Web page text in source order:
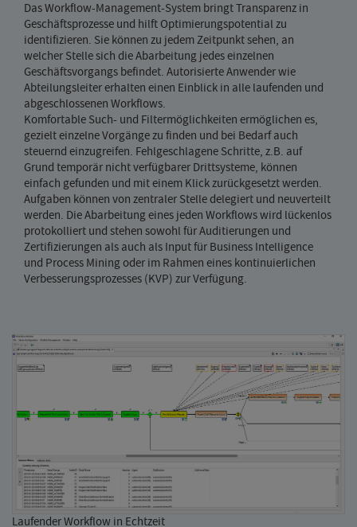
Das Workflow-Management-System bringt Transparenz in
Geschäftsprozesse und hilft Optimierungspotential zu
identifizieren. Sie können zu jedem Zeitpunkt sehen, an
welcher Stelle sich die Abarbeitung jedes einzelnen
Geschäftsvorgangs befindet. Autorisierte Anwender wie
Abteilungsleiter erhalten einen Einblick in alle laufenden und
abgeschlossenen Workflows.
Komfortable Such- und Filtermöglichkeiten ermöglichen es,
gezielt einzelne Vorgänge zu finden und bei Bedarf auch
steuernd einzugreifen. Fehlgeschlagene Schritte, z.B. auf
Grund temporär nicht verfügbarer Drittsysteme, können
einfach gefunden und mit einem Klick zurückgesetzt werden.
Aufgaben können von zentraler Stelle delegiert und neuverteilt
werden. Die Abarbeitung eines jeden Workflows wird lückenlos
protokolliert und stehen sowohl für Auditierungen und
Zertifizierungen als auch als Input für Business Intelligence
und Process Mining oder im Rahmen eines kontinuierlichen
Verbesserungsprozesses (KVP) zur Verfügung.
Laufender Workflow in Echtzeit